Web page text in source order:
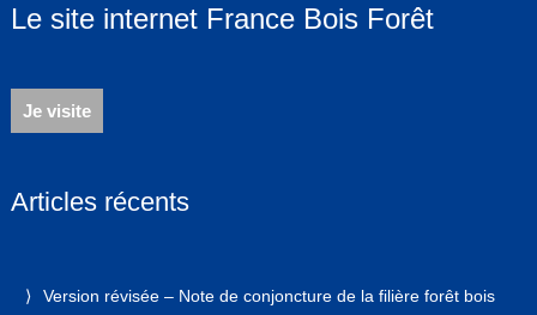
Le site internet France Bois Forêt
Je visite
Articles récents
Version révisée – Note de conjoncture de la filière forêt bois